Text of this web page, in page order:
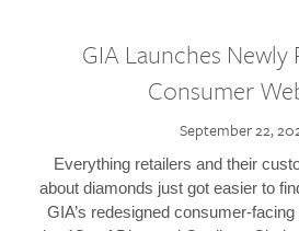
GIA Launches Newly
Consumer
September 22,
Everything retailers and their
about diamonds just got easier to
GIA’s redesigned consumer-